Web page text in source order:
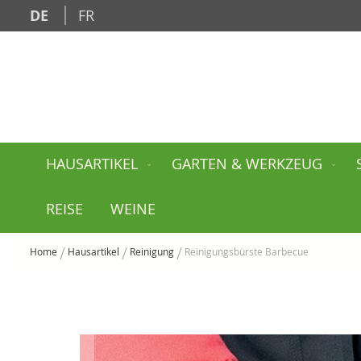
Zum
Inhalt
DE FR
HAUSARTIKEL GARTEN & WERKZEUG
REISE WEINE
Home Hausartikel Reinigung Reinigungsbürste Barbecue